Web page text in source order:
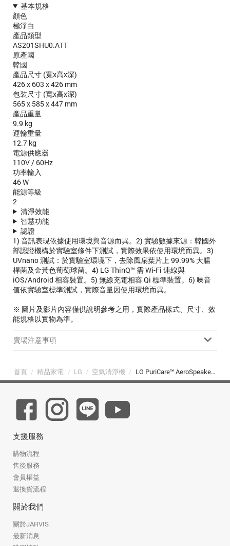
基本規格
顏色
極淨白
產品類型
AS201SHU0.ATT
原產國
韓國
產品尺寸 (寬x高x深)
426 x 603 x 426 mm
包裝尺寸 (寬x高x深)
565 x 585 x 447 mm
產品重量
9.9 kg
運輸重量
12.7 kg
電源供應器
110V / 60Hz
功率輸入
46 W
能源等級
2
清淨效能
智慧功能
認證
1) 音訊表現依據使用環境與音源而異。2) 實驗數據來源：韓國外
部認證機構於實驗室條件下測試，實際效果依使用環境而異。3)
UVnano 測試：於實驗室環境下，去除風扇葉片上 99.99% 大腸
桿菌及金黃色葡萄球菌。4) LG ThinQ™ 需 Wi-Fi 連線與
iOS/Android 相容裝置。5) 無線充電相容 Qi 標準裝置。6) 噪音
值依實驗室標準測試，實際音量因使用環境而異。
※ 圖片及影片內容僅供說明參考之用，實際產品樣式、尺寸、效
能規格以實物為準。
賣場注意事項
首頁 / 精品家電 / LG / 空氣清淨機 / LG PuriCare™ AeroSpeaker 空氣清淨機｜小蘑菇 (AS201SHU0)
支援服務
購物流程
售後服務
會員權益
退換貨流程
關於我們
關於JARVIS
最新消息